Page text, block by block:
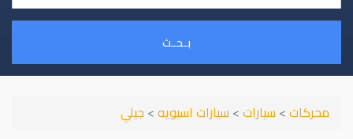
بـحـث
محركات> سيارات> سيارات اسيويه> جيلي